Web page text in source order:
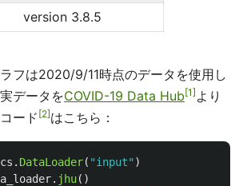
version 3.8.5
フは2020/9/11時点のデータを使用し
データをCOVID-19 Data Hub 1 より
ード 2 はこちら：
cs . DataLoader( "input" )
. jhu()